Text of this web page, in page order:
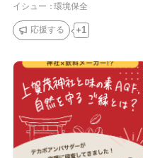
イシュー：環境保全
応援する 1